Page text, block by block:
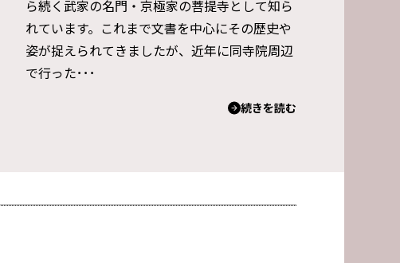
ら続く武家の名門・京極家の菩提寺として知ら
れています。これまで文書を中心にその歴史や
姿が捉えられてきましたが、近年に同寺院周辺
で行った･･･
続きを読む